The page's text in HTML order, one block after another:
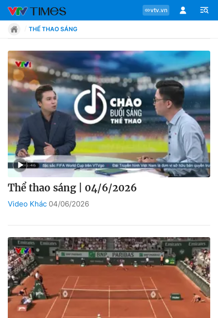
vtv.vn
Chuyên mục
Tin tức
Move
Phong cách
Chân dung
Bóng đá
Thể thao Điện tử
Các môn khác
THỂ THAO SÁNG
Thể thao sáng | 04/6/2026
Video Khác 04/06/2026